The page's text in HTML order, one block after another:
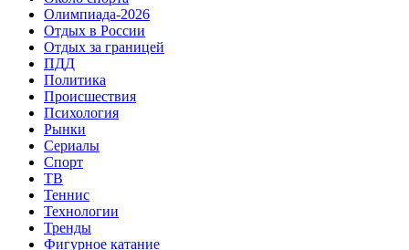
Олимпиада-2026
Отдых в России
Отдых за границей
ПДД
Политика
Происшествия
Психология
Рынки
Сериалы
Спорт
ТВ
Теннис
Технологии
Тренды
Фигурное катание